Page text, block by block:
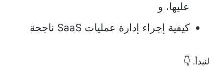
عليها، و
كيفية إجراء إدارة عمليات SaaS ناجحة
لنبدأ. 👇